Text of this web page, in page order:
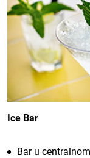
Ice Bar
Bar u